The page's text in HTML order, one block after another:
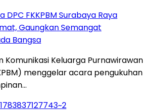
DPC FKKPBM Surabaya Raya
Gaungkan Semangat
Bangsa
Komunikasi Keluarga Purnawirawan
menggelar acara pengukuhan